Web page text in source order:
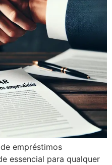
empréstimos
essencial para qualquer